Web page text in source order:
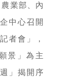
業部、內
中心召開
者會」，
景」為主
」揭開序